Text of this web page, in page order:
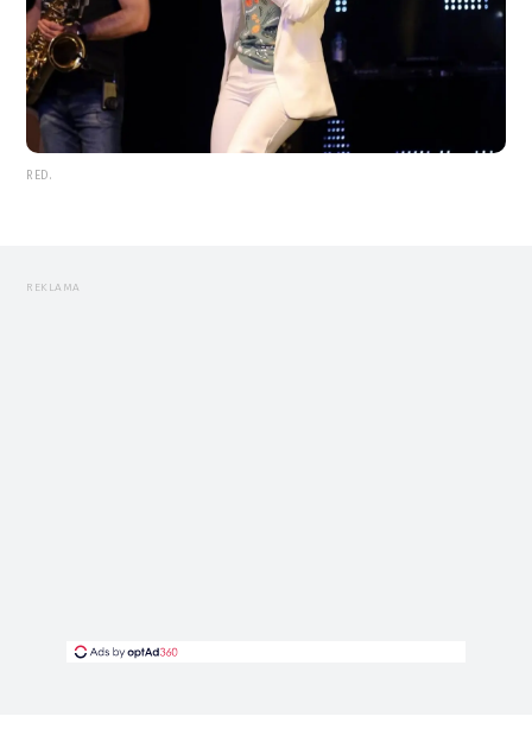
RED.
REKLAMA